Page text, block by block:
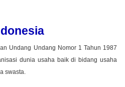
Undang Undang Nomor 1 Tahun 1987
dunia usaha baik di bidang usaha
swasta.